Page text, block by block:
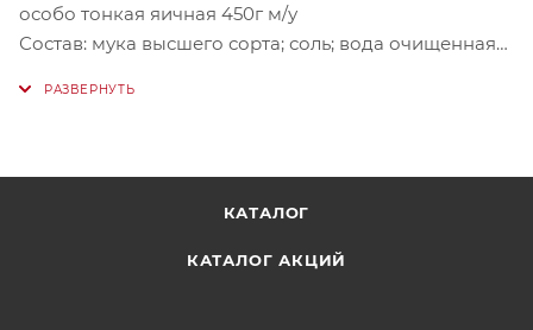
особо тонкая яичная 450г м/у
Состав: мука высшего сорта; соль; вода очищенная
Купить ее в Астане онлайн можно в нашем магазине
КАТАЛОГ
КАТАЛОГ АКЦИЙ